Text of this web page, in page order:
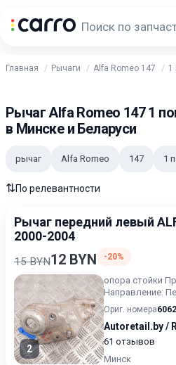
Главная Рычаги Alfa Romeo 147 1
Рычаг Alfa Romeo 147 1
в Минске и Беларуси
рычаг Alfa Romeo 147 1
⇅По релевантности
Рычаг передний левый
2000-2004
15 BYN12 BYN -20%
2
опора стойки
Направление:
Ориг. номера
61 отзывов
Минск